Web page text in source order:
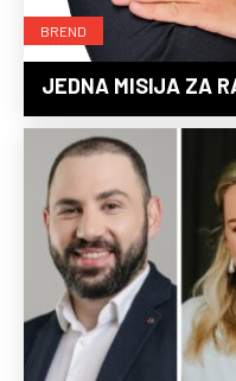
BREND
JEDNA MISIJA ZA